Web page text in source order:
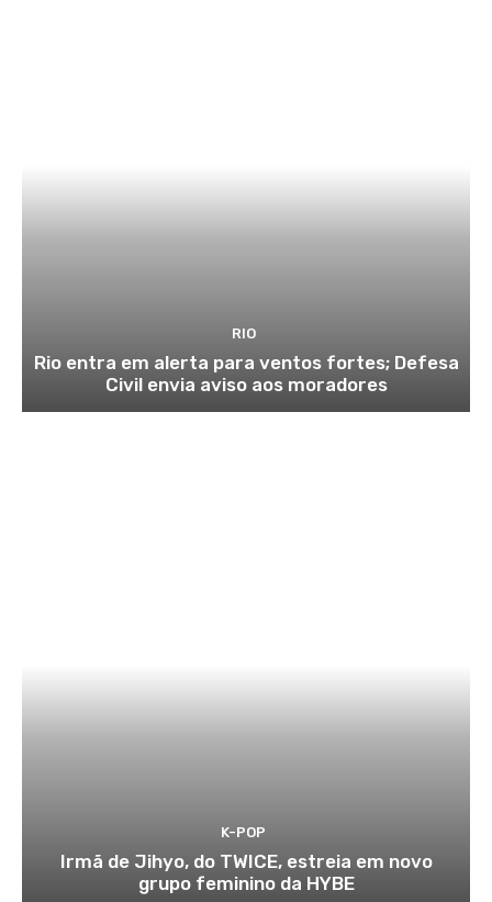
RIO
Rio entra em alerta para ventos fortes; Defesa
Civil envia aviso aos moradores
K-POP
Irmã de Jihyo, do TWICE, estreia em novo
grupo feminino da HYBE